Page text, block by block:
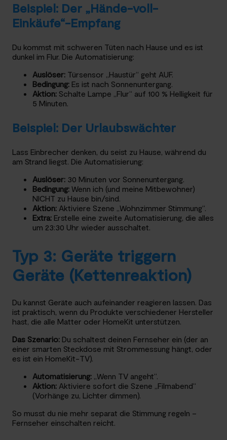
Beispiel: Der „Hände-voll-
Einkäufe“-Empfang
Du kommst mit schweren Tüten nach Hause und es ist
dunkel im Flur. Die Automatisierung:
Auslöser: Türsensor „Haustür“ geht AUF.
Bedingung: Es ist nach Sonnenuntergang.
Aktion: Schalte Lampe „Flur“ auf 100 % Helligkeit für
5 Minuten.
Beispiel: Der Urlaubswächter
Lass Einbrecher denken, du seist zu Hause, während du
am Strand liegst. Die Automatisierung:
Auslöser: 30 Minuten vor Sonnenuntergang.
Bedingung: Wenn ich (und meine Mitbewohner)
NICHT zu Hause bin/sind.
Aktion: Aktiviere Szene „Wohnzimmer Stimmung“.
Extra: Erstelle eine zweite Automatisierung, die alles
um 23:30 Uhr wieder ausschaltet.
Typ 3: Geräte triggern
Geräte (Kettenreaktion)
Du kannst Geräte auch aufeinander reagieren lassen. Das
ist praktisch, wenn du Produkte verschiedener Hersteller
hast, die alle Matter oder HomeKit unterstützen.
Das Szenario: Du schaltest deinen Fernseher ein (der an
einer smarten Steckdose mit Strommessung hängt, oder
es ist ein HomeKit-TV).
Automatisierung: „Wenn TV angeht“.
Aktion: Aktiviere sofort die Szene „Filmabend“
(Vorhänge zu, Lichter dimmen).
So musst du nie mehr separat die Stimmung regeln –
Fernseher einschalten reicht.